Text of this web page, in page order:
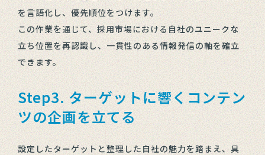
を言語化し、優先順位をつけます。
この作業を通じて、採用市場における自社のユニークな
立ち位置を再認識し、一貫性のある情報発信の軸を確立
できます。
Step3. ターゲットに響くコンテン
ツの企画を立てる
設定したターゲットと整理した自社の魅力を踏まえ、具